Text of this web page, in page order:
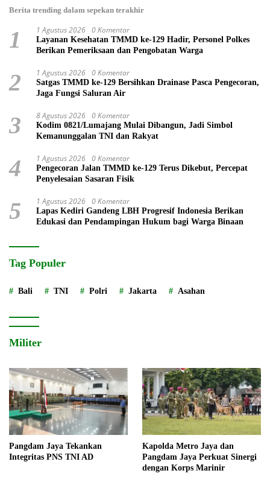
Berita trending dalam sepekan terakhir
1 1 Agustus 2026 0 Komentar
Layanan Kesehatan TMMD ke-129 Hadir, Personel Polkes
Berikan Pemeriksaan dan Pengobatan Warga
2 1 Agustus 2026 0 Komentar
Satgas TMMD ke-129 Bersihkan Drainase Pasca Pengecoran,
Jaga Fungsi Saluran Air
3 8 Agustus 2026 0 Komentar
Kodim 0821/Lumajang Mulai Dibangun, Jadi Simbol
Kemanunggalan TNI dan Rakyat
4 1 Agustus 2026 0 Komentar
Pengecoran Jalan TMMD ke-129 Terus Dikebut, Percepat
Penyelesaian Sasaran Fisik
5 1 Agustus 2026 0 Komentar
Lapas Kediri Gandeng LBH Progresif Indonesia Berikan
Edukasi dan Pendampingan Hukum bagi Warga Binaan
Tag Populer
Bali TNI Polri Jakarta Asahan
Militer
Pangdam Jaya Tekankan
Integritas PNS TNI AD
Kapolda Metro Jaya dan
Pangdam Jaya Perkuat Sinergi
dengan Korps Marinir